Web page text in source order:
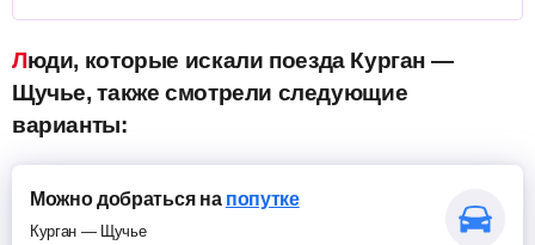
Люди, которые искали поезда Курган —
Щучье, также смотрели следующие
варианты:
Можно добраться на попутке
Курган — Щучье